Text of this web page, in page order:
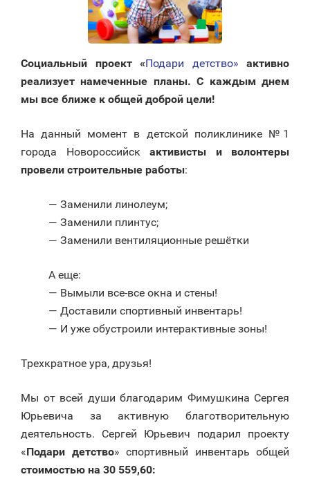
Социальный проект «Подари детство» активно
реализует намеченные планы. С каждым днем
мы все ближе к общей доброй цели!
На данный момент в детской поликлинике №1
города Новороссийск активисты и волонтеры
провели строительные работы:
— Заменили линолеум;
— Заменили плинтус;
— Заменили вентиляционные решётки
А еще:
— Вымыли все-все окна и стены!
— Доставили спортивный инвентарь!
— И уже обустроили интерактивные зоны!
Трехкратное ура, друзья!
Мы от всей души благодарим Фимушкина Сергея
Юрьевича за активную благотворительную
деятельность. Сергей Юрьевич подарил проекту
«Подари детство» спортивный инвентарь общей
стоимостью на 30 559,60: